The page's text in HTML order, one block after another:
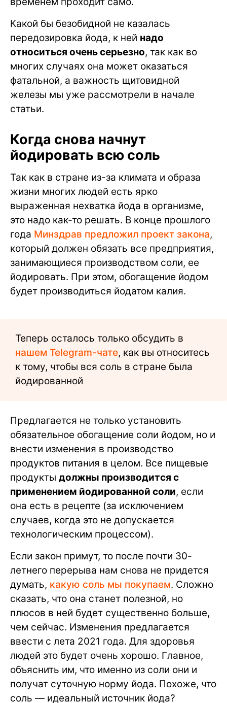
Какой бы безобидной не казалась
передозировка йода, к ней надо
относиться очень серьезно, так как во
многих случаях она может оказаться
фатальной, а важность щитовидной
железы мы уже рассмотрели в начале
статьи.
Когда снова начнут
йодировать всю соль
Так как в стране из-за климата и образа
жизни многих людей есть ярко
выраженная нехватка йода в организме,
это надо как-то решать. В конце прошлого
года Минздрав предложил проект закона,
который должен обязать все предприятия,
занимающиеся производством соли, ее
йодировать. При этом, обогащение йодом
будет производиться йодатом калия.
Теперь осталось только обсудить в
нашем Telegram-чате, как вы относитесь
к тому, чтобы вся соль в стране была
йодированной
Предлагается не только установить
обязательное обогащение соли йодом, но и
внести изменения в производство
продуктов питания в целом. Все пищевые
продукты должны производится с
применением йодированной соли, если
она есть в рецепте (за исключением
случаев, когда это не допускается
технологическим процессом).
Если закон примут, то после почти 30-
летнего перерыва нам снова не придется
думать, какую соль мы покупаем. Сложно
сказать, что она станет полезной, но
плюсов в ней будет существенно больше,
чем сейчас. Изменения предлагается
ввести с лета 2021 года. Для здоровья
людей это будет очень хорошо. Главное,
объяснить им, что именно из соли они и
получат суточную норму йода. Похоже, что
соль — идеальный источник йода?